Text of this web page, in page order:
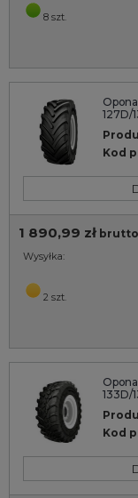
8 szt.
127D/
Kod
1 890,99 zł brutto
Wysyłka:
2 szt.
133D/
Kod